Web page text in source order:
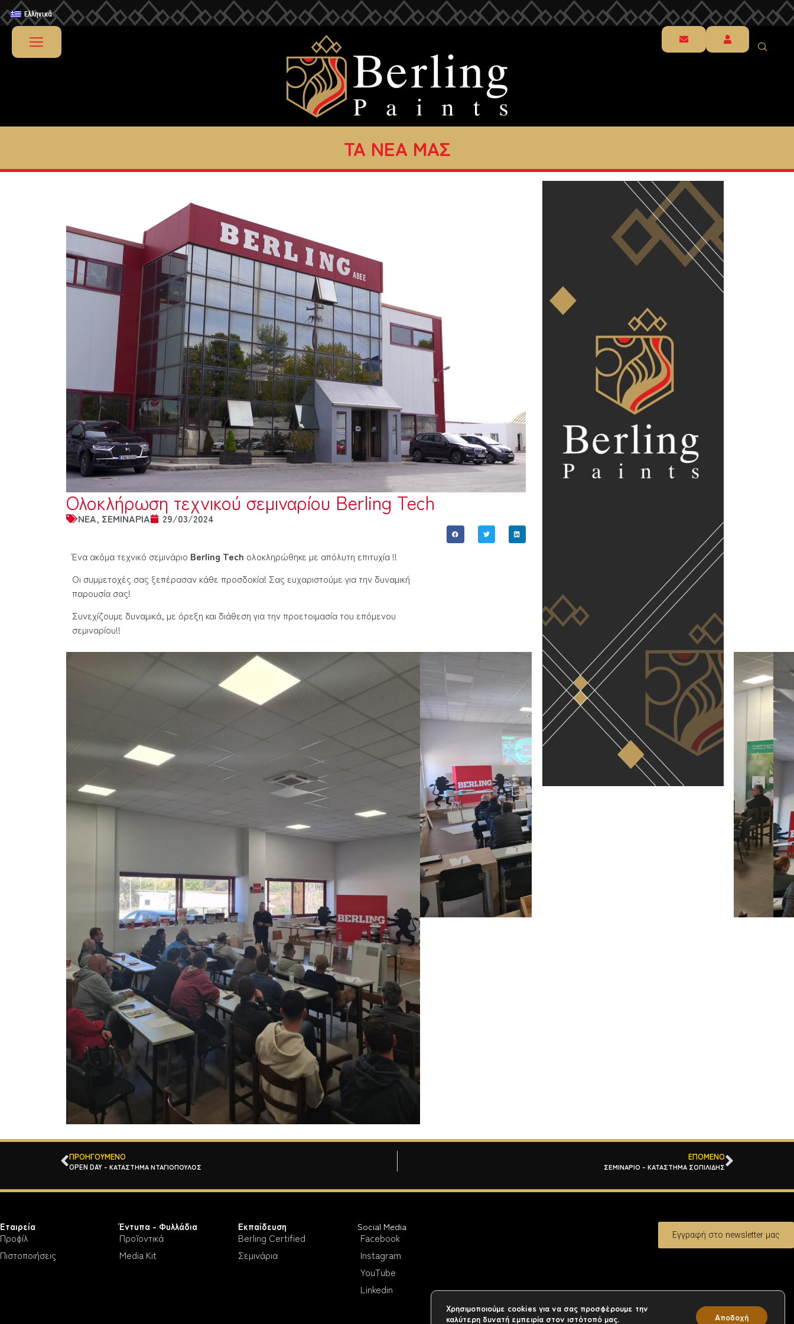
Ελληνικά
ΤΑ ΝΕΑ ΜΑΣ
Ολοκλήρωση τεχνικού σεμιναρίου Berling Tech
NEA, ΣΕΜΙΝΑΡΙA 29/03/2024
Ένα ακόμα τεχνικό σεμινάριο Berling Tech ολοκληρώθηκε με απόλυτη επιτυχία !!
Οι συμμετοχές σας ξεπέρασαν κάθε προσδοκία! Σας ευχαριστούμε για την δυναμική
παρουσία σας!
Συνεχίζουμε δυναμικά, με όρεξη και διάθεση για την προετοιμασία του επόμενου
σεμιναρίου!!
ΠΡΟΗΓΟΎΜΕΝΟ
OPEN DAY – ΚΑΤΑΣΤΗΜΑ ΝΤΑΓΙΟΠΟΥΛΟΣ
ΕΠΌΜΕΝΟ
ΣΕΜΙΝΑΡΙΟ – ΚΑΤΑΣΤΗΜΑ ΣΟΠΙΛΙΔΗΣ
Εταιρεία
Προφίλ
Πιστοποιήσεις
Έντυπα - Φυλλάδια
Προϊοντικά
Media Kit
Εκπαίδευση
Berling Certified
Σεμινάρια
Social Media
Facebook
Instagram
YouTube
Linkedin
Εγγραφή στο newsletter μας
Χρησιμοποιούμε cookies για να σας προσφέρουμε την
καλύτερη δυνατή εμπειρία στον ιστότοπό μας.
Αποδοχή